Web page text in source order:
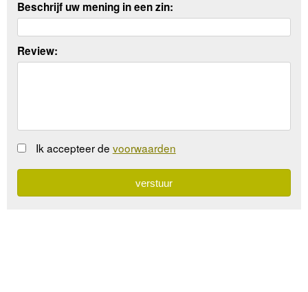
Beschrijf uw mening in een zin:
Review:
Ik accepteer de voorwaarden